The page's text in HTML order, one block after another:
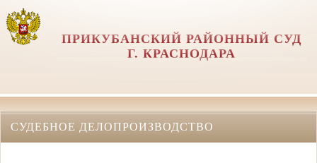
ПРИКУБАНСКИЙ РАЙОННЫЙ СУД
Г. КРАСНОДАРА
СУДЕБНОЕ ДЕЛОПРОИЗВОДСТВО